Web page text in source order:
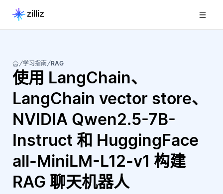
学习指南 RAG
使用 LangChain、
LangChain vector store、
NVIDIA Qwen2.5-7B-
Instruct 和 HuggingFace
all-MiniLM-L12-v1 构建
RAG 聊天机器人